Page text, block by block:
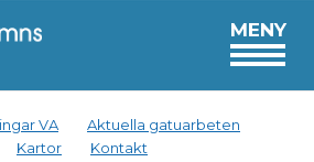
MENY
VA
Aktuella gatuarbeten
Kartor Kontakt